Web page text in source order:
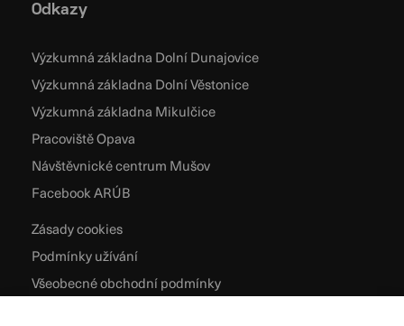
Odkazy
Výzkumná základna Dolní Dunajovice
Výzkumná základna Dolní Věstonice
Výzkumná základna Mikulčice
Pracoviště Opava
Návštěvnické centrum Mušov
Facebook ARÚB
Zásady cookies
Podmínky užívání
Všeobecné obchodní podmínky